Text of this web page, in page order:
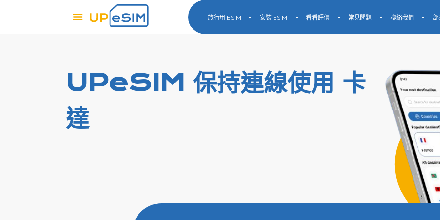
旅行用 ESIM 安裝 ESIM 看看評價 常見問題 聯絡我們 部
UPeSIM 保持連線使用 卡
達